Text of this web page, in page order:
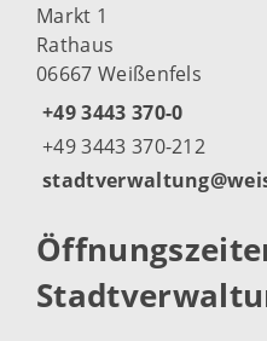
Markt 1
Rathaus
06667 Weißenfels
+49 3443 370-0
+49 3443 370-212